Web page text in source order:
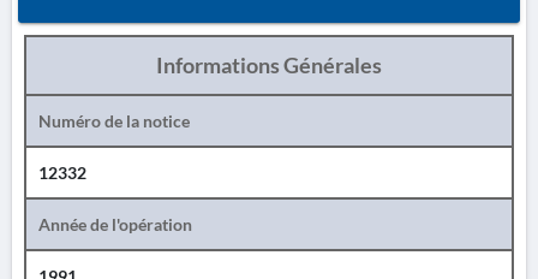
Informations Générales
Numéro de la notice
12332
Année de l'opération